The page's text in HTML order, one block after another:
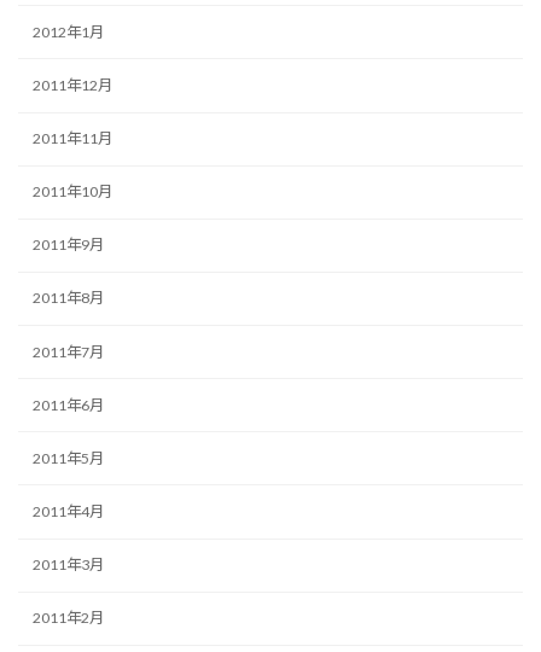
2012年1月
2011年12月
2011年11月
2011年10月
2011年9月
2011年8月
2011年7月
2011年6月
2011年5月
2011年4月
2011年3月
2011年2月